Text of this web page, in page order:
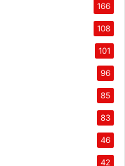
166
108
101
96
85
83
46
42